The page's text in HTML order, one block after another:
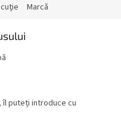
Marcă
puteți introduce cu